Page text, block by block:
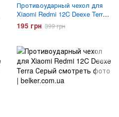
Противоударный чехол для
Xiaomi Redmi 12C Deexe Terra
Зеленый
195 грн 399 грн